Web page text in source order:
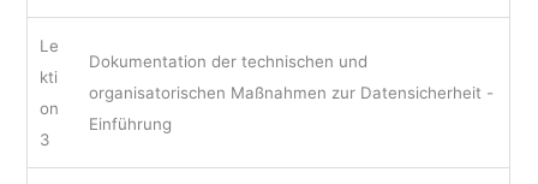
Le
kti
on
3
Dokumentation der technischen und
organisatorischen Maßnahmen zur Datensicherheit -
Einführung